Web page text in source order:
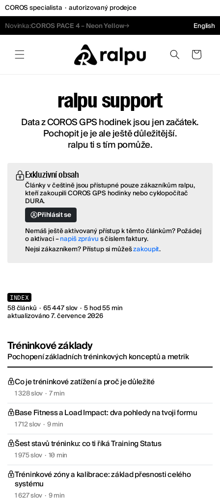
Přejít k obsahu
COROS specialista · autorizovaný prodejce
Novinka:COROS PACE 4 – Ultraviolet→ English
Košík
COROS
ralpu support
Data z COROS GPS hodinek jsou jen začátek.
Pochopit je je ale ještě důležitější.
ralpu ti s tím pomůže.
Exkluzivní obsah
Články v češtině jsou přístupné pouze zákazníkům ralpu,
kteří zakoupili COROS GPS hodinky nebo cyklopočítač
DURA.
Přihlásit se
Nemáš ještě aktivovaný přístup k těmto článkům? Požádej
o aktivaci –napiš zprávus číslem faktury.
Nejsi zákazníkem? Přístup si můžešzakoupit.
INDEX
58článků · 65 447slov · 5 hod 55 min
aktualizováno 7. července 2026
Tréninkové základy
Pochopení základních tréninkových konceptů a metrik
Co je tréninkové zatížení a proč je důležité
1 328 slov · 7 min
Base Fitness a Load Impact: dva pohledy na tvoji formu
1 712 slov · 9 min
Šest stavů tréninku: co ti říká Training Status
1 975 slov · 10 min
Tréninkové zóny a kalibrace: základ přesnosti celého
systému
1 627 slov · 9 min